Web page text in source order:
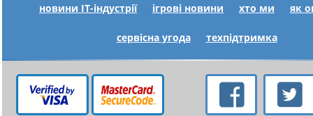
новини IT-індустрії ігрові новини хто ми як
сервісна угода техпідтримка